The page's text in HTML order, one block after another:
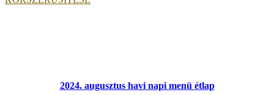
2024. augusztus havi napi menü étlap